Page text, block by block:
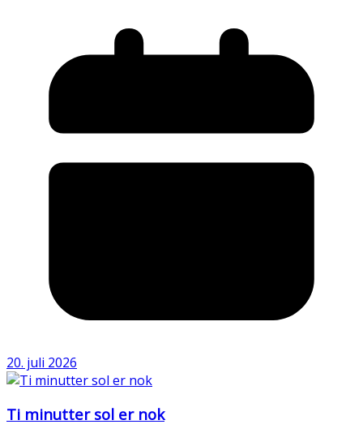
20. juli 2026
Ti minutter sol er nok